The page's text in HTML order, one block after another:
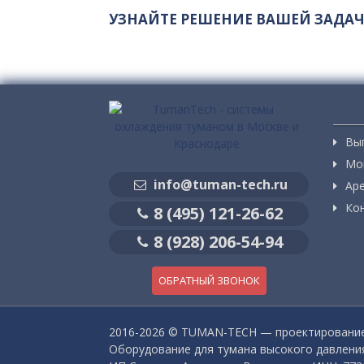
УЗНАЙТЕ РЕШЕНИЕ ВАШЕЙ
info@tuman-tech.ru
8 (495) 121-26-62
8 (928) 206-54-94
ОБРАТНЫЙ ЗВОНОК
2016-2026 © TUMAN-TECH —
Оборудование для тумана высокого